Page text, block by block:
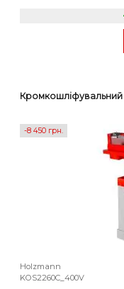
Кромкошліфувальний
-8 450 грн.
Holzmann
KOS2260C_400V